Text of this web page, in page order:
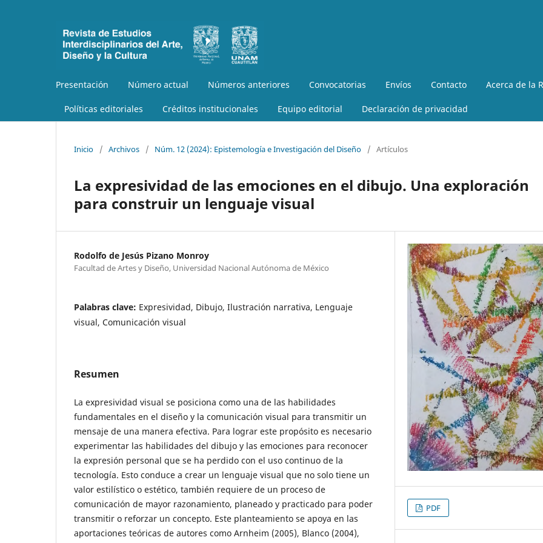
Presentación Número actual Números anteriores Convocatorias Envíos Contacto Acerca de la
Políticas editoriales Créditos institucionales Equipo editorial Declaración de privacidad
Inicio / Archivos / Núm. 12 (2024): Epistemología e Investigación del Diseño / Artículos
La expresividad de las emociones en el dibujo. Una exploración
para construir un lenguaje visual
Rodolfo de Jesús Pizano Monroy
Facultad de Artes y Diseño, Universidad Nacional Autónoma de México
Palabras clave: Expresividad, Dibujo, Ilustración narrativa, Lenguaje
visual, Comunicación visual
Resumen
La expresividad visual se posiciona como una de las habilidades
fundamentales en el diseño y la comunicación visual para transmitir un
mensaje de una manera efectiva. Para lograr este propósito es necesario
experimentar las habilidades del dibujo y las emociones para reconocer
la expresión personal que se ha perdido con el uso continuo de la
tecnología. Esto conduce a crear un lenguaje visual que no solo tiene un
valor estilístico o estético, también requiere de un proceso de
comunicación de mayor razonamiento, planeado y practicado para poder
transmitir o reforzar un concepto. Este planteamiento se apoya en las
aportaciones teóricas de autores como Arnheim (2005), Blanco (2004),
PDF